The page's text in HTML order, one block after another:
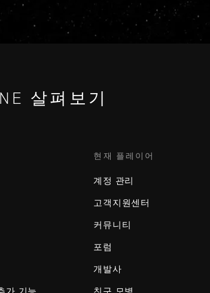
살펴보기
가 기능
현재 플레이어
계정 관리
고객지원센터
커뮤니티
포럼
개발사
친구 모병